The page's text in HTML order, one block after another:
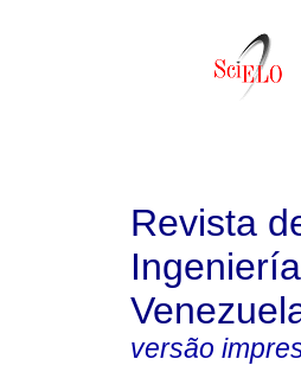
Revista
versão